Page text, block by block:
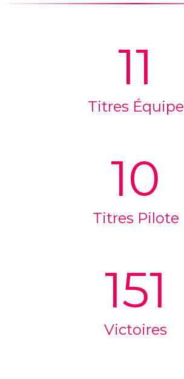
11
Titres Équipe
10
Titres Pilote
151
Victoires